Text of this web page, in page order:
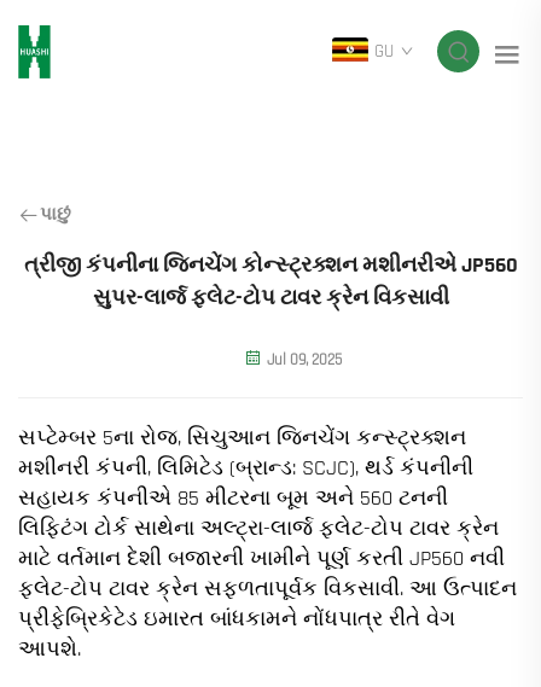
GU
પાછું
ત્રીજી કંપનીના જિનચેંગ કોન્સ્ટ્રક્શન મશીનરીએ JP560
સુપર-લાર્જ ફ્લેટ-ટોપ ટાવર ક્રેન વિકસાવી
Jul 09, 2025
સપ્ટેમ્બર 5ના રોજ, સિચુઆન જિનચેંગ કન્સ્ટ્રક્શન
મશીનરી કંપની, લિમિટેડ (બ્રાન્ડ: SCJC), થર્ડ કંપનીની
સહાયક કંપનીએ 85 મીટરના બૂમ અને 560 ટનની
લિફ્ટિંગ ટોર્ક સાથેના અલ્ટ્રા-લાર્જ ફ્લેટ-ટોપ ટાવર ક્રેન
માટે વર્તમાન દેશી બજારની ખામીને પૂર્ણ કરતી JP560 નવી
ફ્લેટ-ટોપ ટાવર ક્રેન સફળતાપૂર્વક વિકસાવી. આ ઉત્પાદન
પ્રીફેબ્રિકેટેડ ઇમારત બાંધકામને નોંધપાત્ર રીતે વેગ
આપશે.